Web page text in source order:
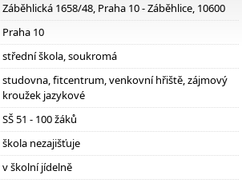
Záběhlická 1658/48, Praha 10 - Záběhlice, 10600
Praha 10
střední škola, soukromá
studovna, fitcentrum, venkovní hřiště, zájmový
kroužek jazykové
SŠ 51 - 100 žáků
škola nezajišťuje
v školní jídelně